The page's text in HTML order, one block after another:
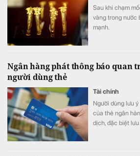
Sau khi chạm
vàng trong nước
mạnh.
Ngân hàng phát thông báo quan
người dùng thẻ
Tài chính
Người dùng lưu
của thẻ ngân
dịch, đặc biệt